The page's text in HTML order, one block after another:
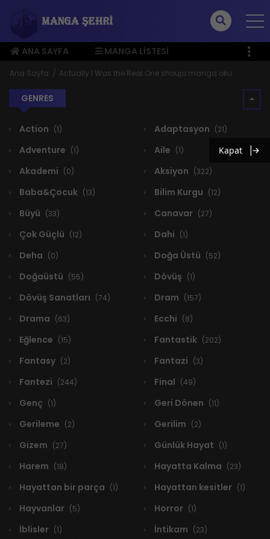
ANA SAYFA
MANGA LISTESI
ÜYE MENÜSÜ
Ana Sayfa Actually I Was the Real One shoujo manga oku
GENRES
Action (1) Adaptasyon (21)
Adventure (1) Aile (1)
Akademi (0) Aksiyon (322)
Baba&Çocuk (13) Bilim Kurgu (12)
Büyü (33) Canavar (27)
Çok Güçlü (12) Dahi (1)
Deha (0) Doğa Üstü (52)
Doğaüstü (55) Dövüş (1)
Dövüş Sanatları (74) Dram (157)
Drama (63) Ecchi (8)
Eğlence (15) Fantastik (202)
Fantasy (2) Fantazi (3)
Fantezi (244) Final (49)
Genç (1) Geri Dönen (11)
Gerileme (2) Gerilim (2)
Gizem (27) Günlük Hayat (1)
Harem (18) Hayatta Kalma (23)
Hayattan bir parça (1) Hayattan kesitler (1)
Hayvanlar (5) Horror (1)
İblisler (1) İntikam (23)
Kapat